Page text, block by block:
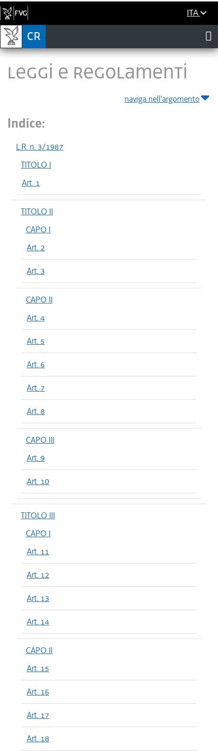
ITA
LEGGI E REGOLAMENTI
naviga nell'argomento
Indice:
L.R. n. 3/1987
TITOLO I
Art. 1
TITOLO II
CAPO I
Art. 2
Art. 3
CAPO II
Art. 4
Art. 5
Art. 6
Art. 7
Art. 8
CAPO III
Art. 9
Art. 10
TITOLO III
CAPO I
Art. 11
Art. 12
Art. 13
Art. 14
CAPO II
Art. 15
Art. 16
Art. 17
Art. 18